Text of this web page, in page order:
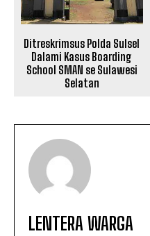
Ditreskrimsus Polda Sulsel
Dalami Kasus Boarding
School SMAN se Sulawesi
Selatan
LENTERA WARGA